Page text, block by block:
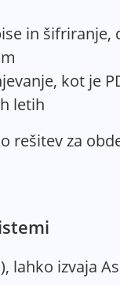
in šifriranje,
kot je
letih
rešitev za
lahko izvaja